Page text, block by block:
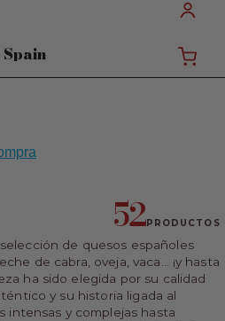
Spain
de quesos españoles
de cabra, oveja, vaca… ¡y hasta
ha sido elegida por su calidad
y su historia ligada al
intensas y complejas hasta
52PRODUCTOS